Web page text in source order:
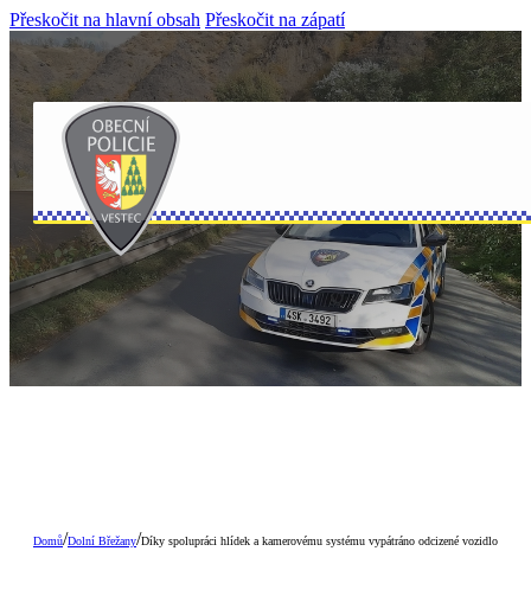
Přeskočit na hlavní obsah Přeskočit na zápatí
Domů/Dolní Břežany/Díky spolupráci hlídek a kamerovému systému vypátráno odcizené vozidlo